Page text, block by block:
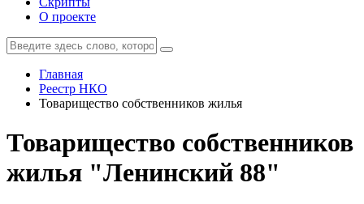
О проекте
Главная
Реестр НКО
Товарищество собственников жилья
Товарищество собственников
жилья "Ленинский 88"